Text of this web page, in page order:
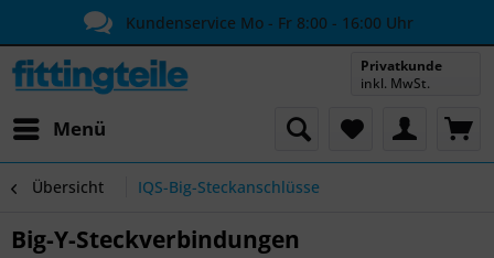
Kundenservice Mo - Fr 8:00 - 16:00 Uhr
Menü
Privatkunde
inkl. MwSt.
Übersicht IQS-Big-Steckanschlüsse
Big-Y-Steckverbindungen